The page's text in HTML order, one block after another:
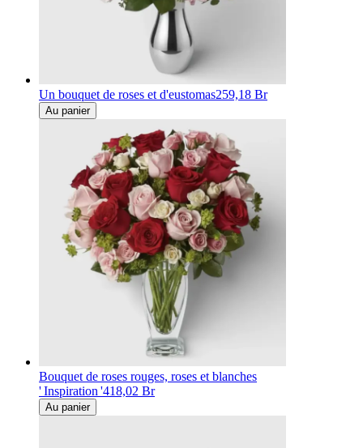
Un bouquet de roses et d'eustomas259,18 Br
Au panier
Bouquet de roses rouges, roses et blanches
' Inspiration '418,02 Br
Au panier